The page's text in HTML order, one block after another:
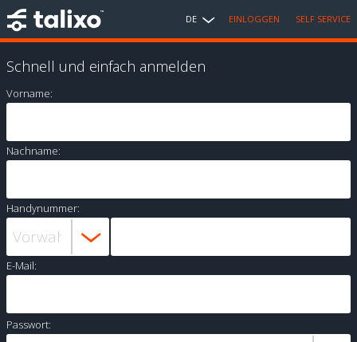
DE EINLOGGEN SELF SERVICE
Schnell und einfach anmelden
Vorname:
Nachname:
Handynummer:
E-Mail:
Passwort: